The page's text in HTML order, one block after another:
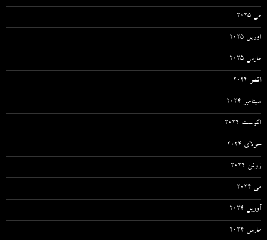
می 2025
آوریل 2025
مارس 2025
اکتبر 2024
سپتامبر 2024
آگوست 2024
جولای 2024
ژوئن 2024
می 2024
آوریل 2024
مارس 2024